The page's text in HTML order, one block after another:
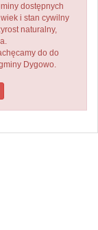
dostępnych
i stan cywilny
naturalny,
do do
Dygowo.